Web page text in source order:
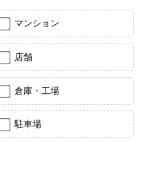
マンション
店舗
倉庫・工場
駐車場